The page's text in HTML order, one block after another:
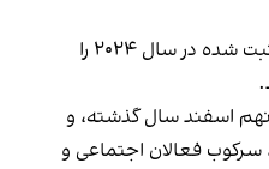
این دو سازمان شمار اعدام‌های ثبت شده در سال ۲۰۲۴ را
اسفند سال گذشته، و
فعالان اجتماعی و